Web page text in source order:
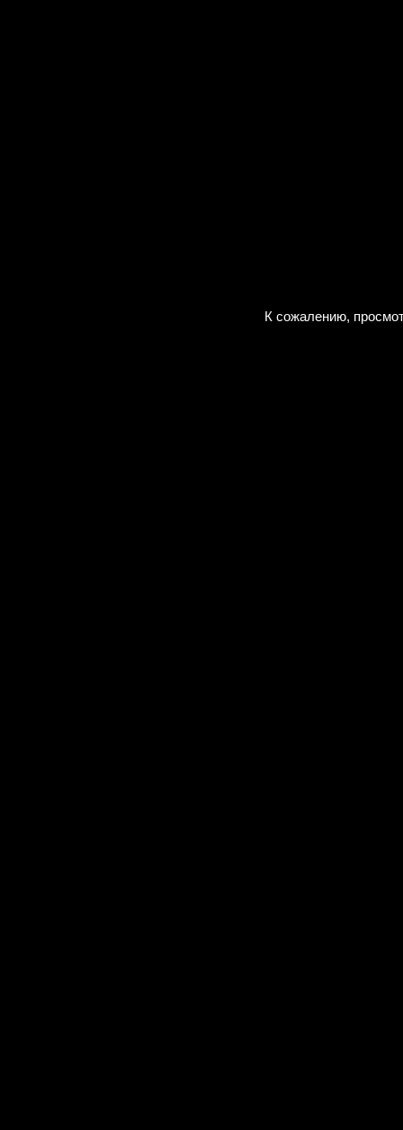
К сожалению,